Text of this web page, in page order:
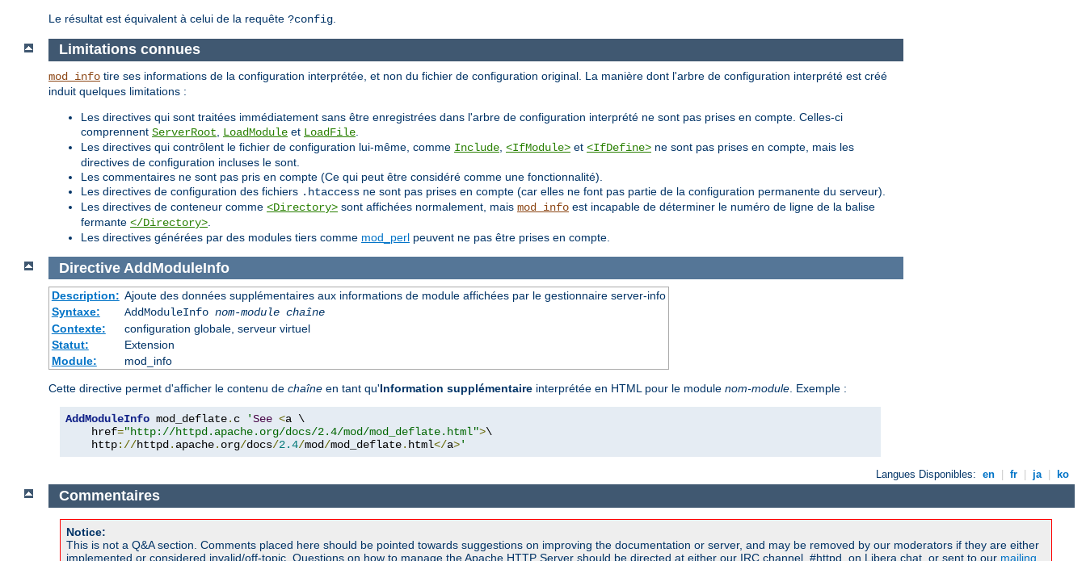
Le résultat est équivalent à celui de la requête ?config
Limitations connues
mod_info tire ses informations de la configuration interprétée, et non du fichier de configuration original. La manière dont l'arbre de configuration interprété est créé
induit quelques limitations :
Les directives qui sont traitées immédiatement sans être enregistrées dans l'arbre de configuration interprété ne sont pas prises en compte. Celles-ci
comprennent ServerRoot LoadModule et LoadFile
Les directives qui contrôlent le fichier de configuration lui-même, comme Include <IfModule> et <IfDefine> ne sont pas prises en compte, mais les
directives de configuration incluses le sont.
Les commentaires ne sont pas pris en compte (Ce qui peut être considéré comme une fonctionnalité).
Les directives de configuration des fichiers .htaccess ne sont pas prises en compte (car elles ne font pas partie de la configuration permanente du serveur).
Les directives de conteneur comme <Directory> sont affichées normalement, mais mod_info est incapable de déterminer le numéro de ligne de la balise
fermante </Directory>
Les directives générées par des modules tiers comme mod_perl peuvent ne pas être prises en compte.
Directive AddModuleInfo
Description: Ajoute des données supplémentaires aux informations de module affichées par le gestionnaire server-info
Syntaxe:
AddModuleInfo nom-module chaîne
Contexte:
configuration globale, serveur virtuel
Statut:
Extension
Module:
mod_info
Cette directive permet d'afficher le contenu de chaîne en tant qu'Information supplémentaire interprétée en HTML pour le module nom-module. Exemple :
AddModuleInfo mod_deflate. c 'See <a \
    href
="http://httpd.apache.org/docs/2.4/mod/mod_deflate.html">\
    http
://httpd. apache. org/docs/2.4/mod/mod_deflate. html</a>'
Langues Disponibles: en fr ja ko
Commentaires
Notice:
This is not a Q&A section. Comments placed here should be pointed towards suggestions on improving the documentation or server, and may be removed by our moderators if they are either
implemented or considered invalid/off-topic. Questions on how to manage the Apache HTTP Server should be directed at either our IRC channel, #httpd, on Libera.chat, or sent to our mailing